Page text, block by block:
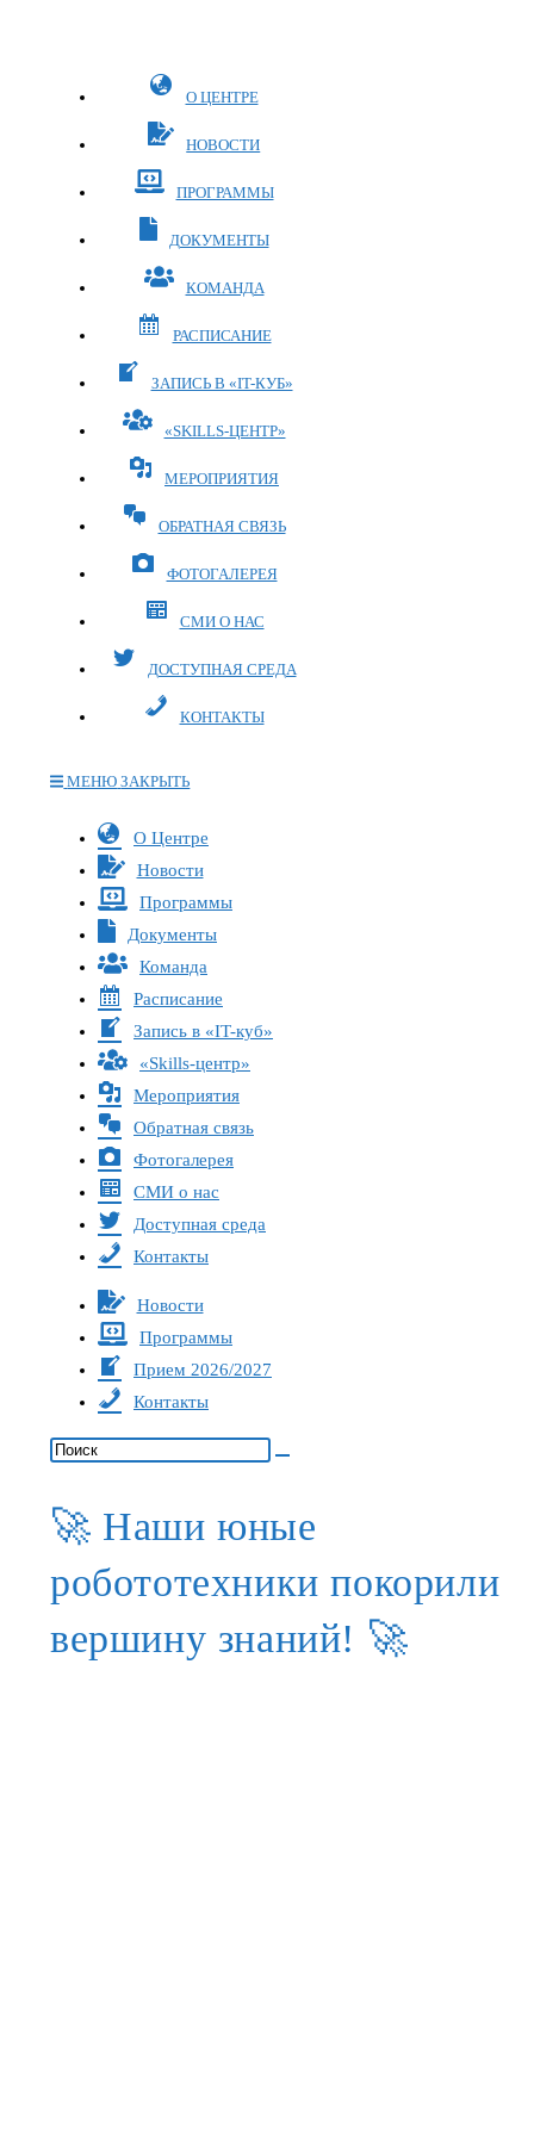
О ЦЕНТРЕ
НОВОСТИ
ПРОГРАММЫ
ДОКУМЕНТЫ
КОМАНДА
РАСПИСАНИЕ
ЗАПИСЬ В «IT-КУБ»
«SKILLS-ЦЕНТР»
МЕРОПРИЯТИЯ
ОБРАТНАЯ СВЯЗЬ
ФОТОГАЛЕРЕЯ
СМИ О НАС
ДОСТУПНАЯ СРЕДА
КОНТАКТЫ
МЕНЮ ЗАКРЫТЬ
Переключите
кнопку,
чтобы
развернуть
свернуть
меню
О Центре
Новости
Программы
Документы
Команда
Расписание
Запись в «IT-куб»
«Skills-центр»
Мероприятия
Обратная связь
Фотогалерея
СМИ о нас
Доступная среда
Контакты
Новости
Программы
Прием 2026/2027
Контакты
🚀 Наши юные
робототехники покорили
вершину знаний! 🚀